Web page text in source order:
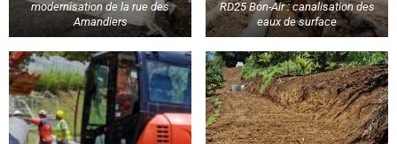
modernisation de la rue des
Amandiers
RD25 Bon-Air : canalisation des
eaux de surface